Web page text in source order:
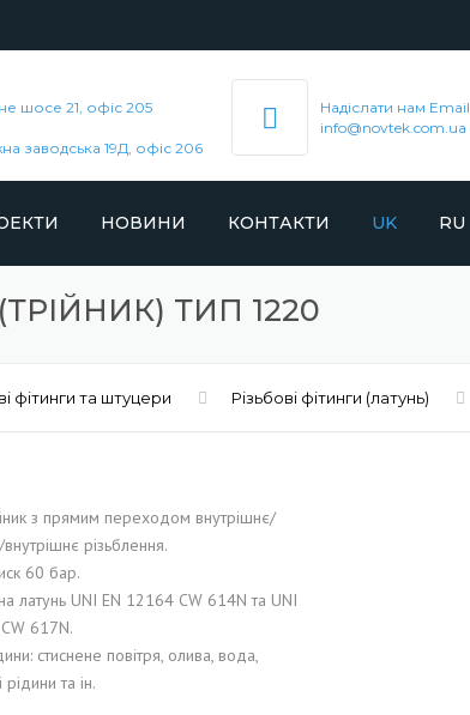
шосе 21, офіс 205
заводська 19Д, офіс 206
Надіслати нам Email
info@novtek.com.ua
S.R.L.
НОВИНИ КОНТАКТИ UK RU
ТИП 1220
фітинги та штуцери Різьбові фітинги (латунь)
з прямим переходом внутрішнє/
різьблення.
60 бар.
латунь UNI EN 12164 CW 614N та UNI
617N.
стиснене повітря, олива, вода,
рідини та ін.